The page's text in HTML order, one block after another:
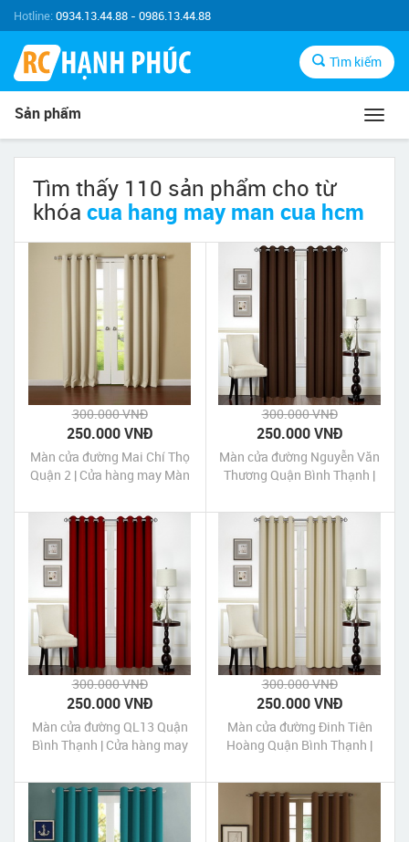
Hotline:0934.13.44.88 - 0986.13.44.88
Tìm kiếm
Sản phẩm
Tìm thấy 110 sản phẩm cho từ
khóa cua hang may man cua hcm
300.000 VNĐ
250.000 VNĐ
Màn cửa đường Mai Chí Thọ
Quận 2 | Cửa hàng may Màn
Quận 2 Tp HCM
300.000 VNĐ
250.000 VNĐ
Màn cửa đường Nguyễn Văn
Thương Quận Bình Thạnh |
đường Nguyễn Văn Thương
Quận Bình Thạnh Tp HCM
300.000 VNĐ
250.000 VNĐ
Màn cửa đường QL13 Quận
Bình Thạnh | Cửa hàng may
Bình Thạnh Tp HCM
300.000 VNĐ
250.000 VNĐ
Màn cửa đường Đinh Tiên
Hoàng Quận Bình Thạnh |
đường Đinh Tiên Hoàng
Quận Bình Thạnh Tp HCM